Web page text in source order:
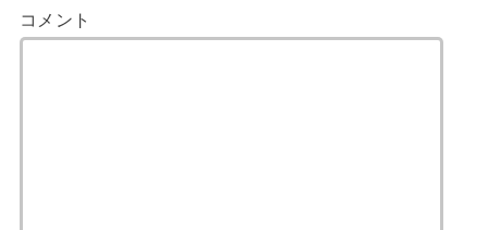
コメント